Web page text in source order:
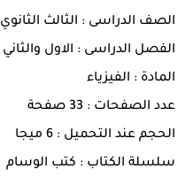
الصف الدراسى : الثالث الثانوي
الفصل الدراسى : الاول والثاني
المادة : الفيزياء
عدد الصفحات : 33 صفحة
الحجم عند التحميل : 6 ميجا
سلسلة الكتاب : كتب الوسام